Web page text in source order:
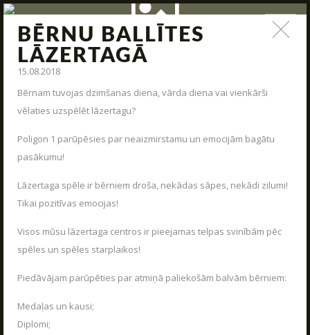
BĒRNU BALLĪTES
LĀZERTAGĀ
15.08.2018
Bērnam tuvojas dzimšanas diena, vārda diena vai vienkārši
vēlaties uzspēlēt lāzertagu?
Poligon 1 parūpēsies par neaizmirstamu un emocijām bagātu
pasākumu!
Lāzertaga spēle ir bērniem droša, nekādas sāpes, nekādi zilumi!
Tikai pozitīvas emocijas!
Visos mūsu lāzertaga centros ir pieejamas telpas svinībām pēc
spēles un spēles starplaikos!
Piedāvājam parūpēties par atmiņā paliekošām balvām bērniem:
Medaļas un kausi;
Diplomi;
STARTS
ARĒNAS
REZERVĀCIJA
ZIŅAS
Jauna arsenāla ienākšana, poligona modernizācija,
interesantas kaujas un jauni piedāvājumi – tas viss un vēl
daudz kas cits mūsu ziņas.
04.06.2026
UZRAKSTĪT MUMS